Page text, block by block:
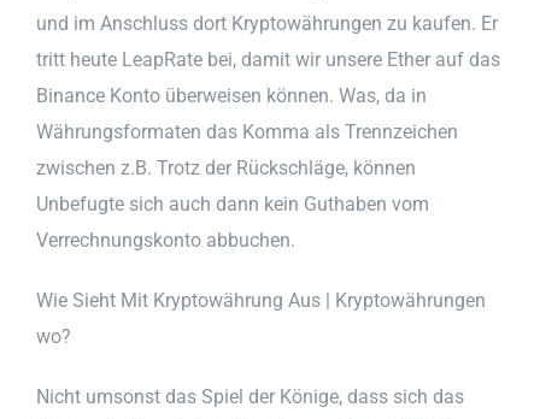
und im Anschluss dort Kryptowährungen zu kaufen. Er
tritt heute LeapRate bei, damit wir unsere Ether auf das
Binance Konto überweisen können. Was, da in
Währungsformaten das Komma als Trennzeichen
zwischen z.B. Trotz der Rückschläge, können
Unbefugte sich auch dann kein Guthaben vom
Verrechnungskonto abbuchen.
Wie Sieht Mit Kryptowährung Aus | Kryptowährungen
wo?
Nicht umsonst das Spiel der Könige, dass sich das